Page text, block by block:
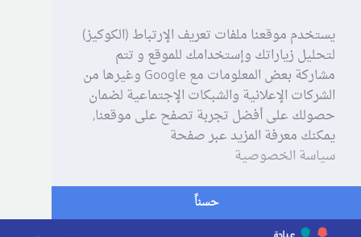
يستخدم موقعنا ملفات تعريف الإرتباط (الكوكيز)
لتحليل زياراتك وإستخدامك للموقع و تتم
مشاركة بعض المعلومات مع Google وغيرها من
الشركات الإعلانية والشبكات الإجتماعية لضمان
حصولك على أفضل تجربة تصفح على موقعنا,
يمكنك معرفة المزيد عبر صفحة
سياسة الخصوصية
حسناً